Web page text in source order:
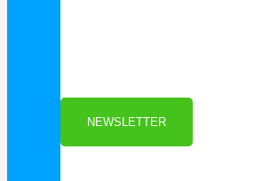
Als Danke schön für Ihre Anmeldung
NEWSLETTER